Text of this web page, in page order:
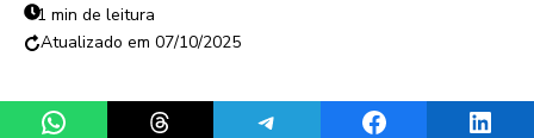
1 min de leitura
07/10/2025
Share on WhatsAppShare on ThreadsShare on TelegramShare on Facebook